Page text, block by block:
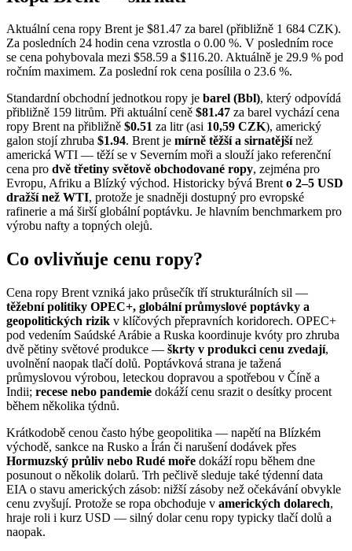
Aktuální cena ropy Brent je $81.47 za barel (přibližně 1 684 CZK).
Za posledních 24 hodin cena vzrostla o 0.00 %. V posledním roce
se cena pohybovala mezi $58.59 a $116.20. Aktuálně je 29.9 % pod
ročním maximem. Za poslední rok cena posílila o 23.6 %.
Standardní obchodní jednotkou ropy je barel (Bbl), který odpovídá
přibližně 159 litrům. Při aktuální ceně $81.47 za barel vychází cena
ropy Brent na přibližně $0.51 za litr (asi 10,59 CZK), americký
galon stojí zhruba $1.94. Brent je mírně těžší a sirnatějšínež
americká WTI — těží se v Severním moři a slouží jako referenční
cena pro dvě třetiny světově obchodované ropy, zejména pro
Evropu, Afriku a Blízký východ. Historicky bývá Brento 2–5 USD
dražší než WTI, protože je snadněji dostupný pro evropské
rafinerie a má širší globální poptávku. Je hlavním benchmarkem pro
výrobu nafty a topných olejů.
Co ovlivňuje cenu ropy?
Cena ropy Brent vzniká jako průsečík tří strukturálních sil —
těžební politiky OPEC+, globální průmyslové poptávky a
geopolitických rizik v klíčových přepravních koridorech. OPEC+
pod vedením Saúdské Arábie a Ruska koordinuje kvóty pro zhruba
dvě pětiny světové produkce — škrty v produkci cenu zvedají,
uvolnění naopak tlačí dolů. Poptávková strana je tažená
průmyslovou výrobou, leteckou dopravou a spotřebou v Číně a
Indii; recese nebo pandemie dokáží cenu srazit o desítky procent
během několika týdnů.
Krátkodobě cenou často hýbe geopolitika — napětí na Blízkém
východě, sankce na Rusko a Írán či narušení dodávek přes
Hormuzský průliv nebo Rudé moře dokáží ropu během dne
posunout o několik dolarů. Trh pečlivě sleduje také týdenní data
EIA o stavu amerických zásob: nižší zásoby než očekávání obvykle
cenu zvyšují. Protože se ropa obchoduje v amerických dolarech,
hraje roli i kurz USD — silný dolar cenu ropy typicky tlačí dolů a
naopak.